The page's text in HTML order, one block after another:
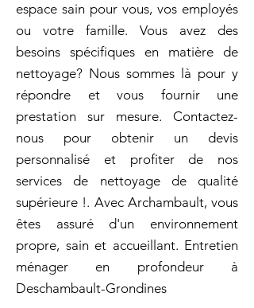
espace sain pour vous, vos employés
ou votre famille. Vous avez des
besoins spécifiques en matière de
nettoyage? Nous sommes là pour y
répondre et vous fournir une
prestation sur mesure. Contactez-
nous pour obtenir un devis
personnalisé et profiter de nos
services de nettoyage de qualité
supérieure !. Avec Archambault, vous
êtes assuré d'un environnement
propre, sain et accueillant. Entretien
ménager en profondeur à
Deschambault-Grondines